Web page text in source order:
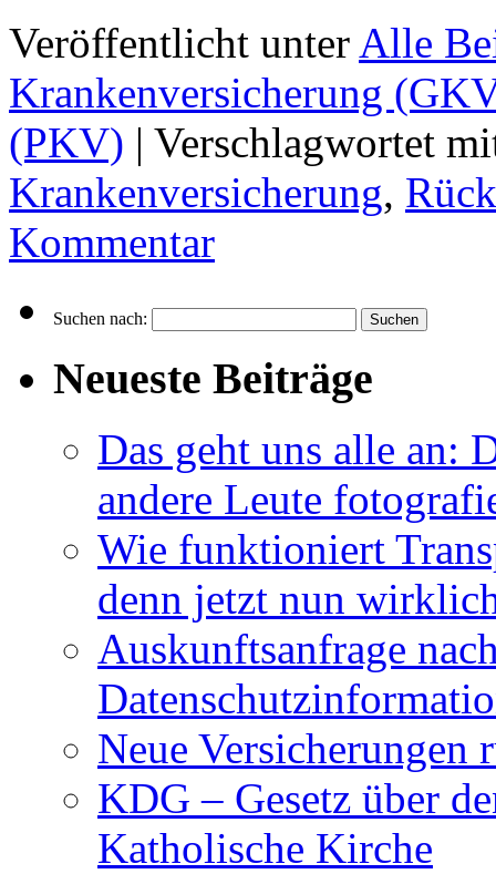
Veröffentlicht unter Alle
Krankenversicherung
(PKV) | Verschlagwortet
Krankenversicherung,
Kommentar
Suchen nach:
Neueste Beiträge
Das geht uns alle an:
andere Leute
Wie funktioniert
denn jetzt nun
Auskunftsanfrage
Neue
KDG – Gesetz über
Katholische Kirche